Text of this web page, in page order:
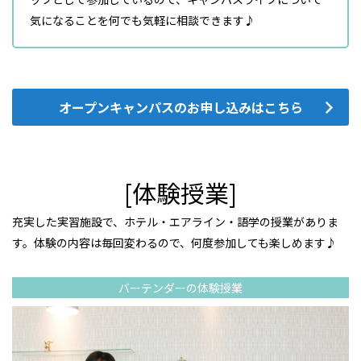
気になることを何でも気軽に相談できます♪
オープンキャンパスのお申し込みはこちら
[体験授業]
充実した実習施設で、ホテル・エアライン・語学の授業がありま
す。体験の内容は毎回変わるので、何度参加しても楽しめます♪
バーテンダーの体験授業